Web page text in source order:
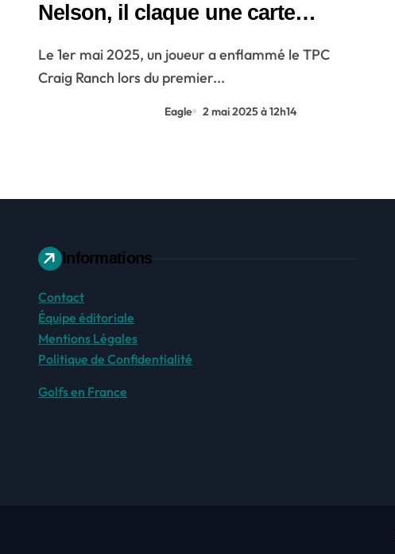
Nelson, il claque une carte
l’histoire
Le 1er mai 2025, un joueur a enflammé le TPC
Craig Ranch lors du premier...
Eagle 2 mai 2025 à 12h14
Informations
Contact
Équipe éditoriale
Mentions Légales
Politique de Confidentialité
Golfs en France